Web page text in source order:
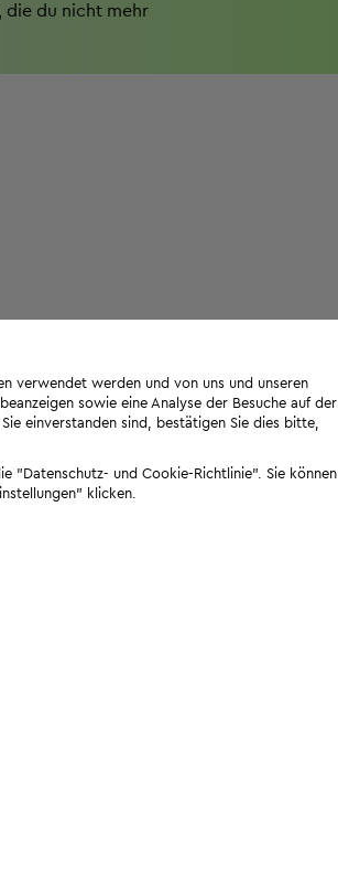
die du nicht mehr
verwendet werden und von uns und unseren
sowie eine Analyse der Besuche auf der
einverstanden sind, bestätigen Sie dies bitte,
"Datenschutz- und Cookie-Richtlinie". Sie können
klicken.